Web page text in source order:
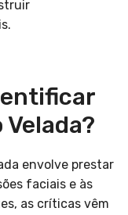
envolve prestar
faciais e às
as críticas vêm